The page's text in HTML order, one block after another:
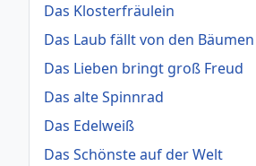
Das Klosterfräulein
Das Laub fällt von den Bäumen
Das Lieben bringt groß Freud
Das alte Spinnrad
Das Edelweiß
Das Schönste auf der Welt